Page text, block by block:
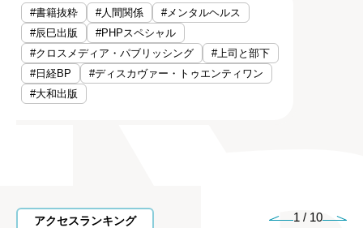
#書籍抜粋 #人間関係
#メンタルヘルス
#辰巳出版
#PHPスペシャル
#クロスメディア・パブリッシング
#上司と部下
#日経BP
#ディスカヴァー・トゥエンティワン
#大和出版
アクセスランキング 1 / 10